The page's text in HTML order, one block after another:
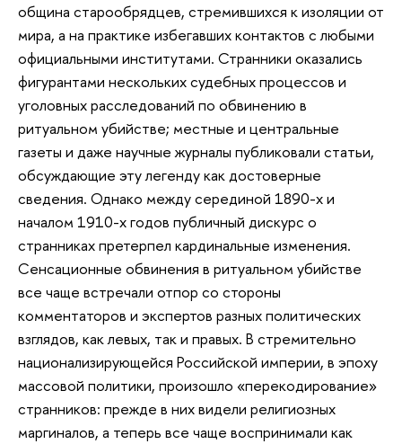
община старообрядцев, стремившихся к изоляции от
мира, а на практике избегавших контактов с любыми
официальными институтами. Странники оказались
фигурантами нескольких судебных процессов и
уголовных расследований по обвинению в
ритуальном убийстве; местные и центральные
газеты и даже научные журналы публиковали статьи,
обсуждающие эту легенду как достоверные
сведения. Однако между серединой 1890-х и
началом 1910-х годов публичный дискурс о
странниках претерпел кардинальные изменения.
Сенсационные обвинения в ритуальном убийстве
все чаще встречали отпор со стороны
комментаторов и экспертов разных политических
взглядов, как левых, так и правых. В стремительно
национализирующейся Российской империи, в эпоху
массовой политики, произошло «перекодирование»
странников: прежде в них видели религиозных
маргиналов, а теперь все чаще воспринимали как